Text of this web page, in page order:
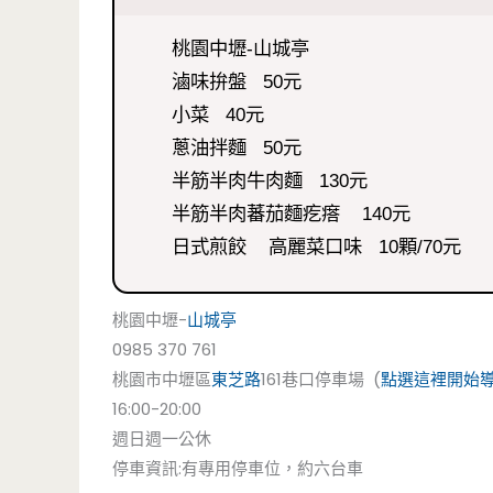
桃園中壢-山城亭
滷味拚盤 50元
小菜 40元
蔥油拌麵 50元
半筋半肉牛肉麵 130元
半筋半肉蕃茄麵疙瘩 140元
日式煎餃 高麗菜口味 10顆/70元
桃園中壢-山城亭
0985 370 761
桃園市中壢區東芝路161巷口停車場 (點選這裡開始
16:00-20:00
週日週一公休
停車資訊:有專用停車位，約六台車